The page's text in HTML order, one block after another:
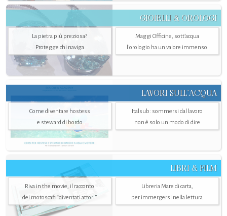
GIOIELLI & OROLOGI
La pietra più preziosa?
Protegge chi naviga
Maggi Officine, sott’acqua
l'orologio ha un valore immenso
LAVORI SULL’ACQUA
Come diventare hostess
e steward di bordo
Italsub: sommersi dal lavoro
non è solo un modo di dire
LIBRI & FILM
Riva in the movie, il racconto
dei motoscafi “diventati attori”
Libreria Mare di carta,
per immergersi nella lettura